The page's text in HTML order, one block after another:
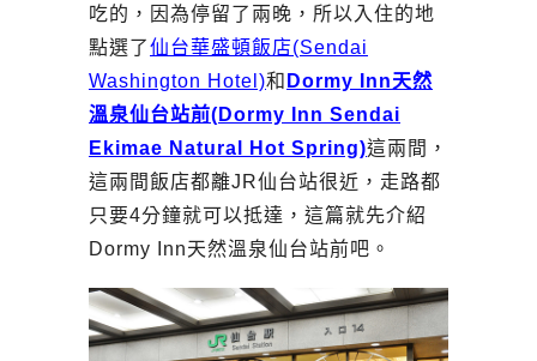
吃的，因為停留了兩晚，所以入住的地
點選了仙台華盛頓飯店(Sendai
Washington Hotel)和 Dormy Inn天然
溫泉仙台站前(Dormy Inn Sendai
Ekimae Natural Hot Spring)這兩間，
這兩間飯店都離JR仙台站很近，走路都
只要4分鐘就可以抵達，這篇就先介紹
Dormy Inn天然溫泉仙台站前吧。